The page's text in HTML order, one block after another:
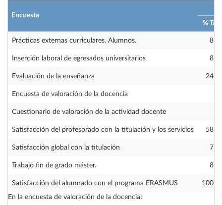
Encuesta
% Tasa
Prácticas externas curriculares. Alumnos.
Inserción laboral de egresados universitarios
Evaluación de la enseñanza
Encuesta de valoración de la docencia
Cuestionario de valoración de la actividad docente
Satisfacción del profesorado con la titulación y los servicios
Satisfacción global con la titulación
Trabajo fin de grado máster.
Satisfacción del alumnado con el programa ERASMUS
En la encuesta de valoración de la docencia: